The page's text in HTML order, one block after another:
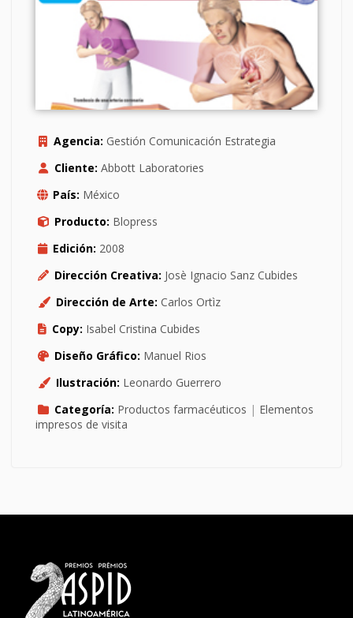
Agencia: Gestión Comunicación Estrategia
Cliente: Abbott Laboratories
País: México
Producto: Blopress
Edición: 2008
Dirección Creativa: Josè Ignacio Sanz Cubides
Dirección de Arte: Carlos Ortìz
Copy: Isabel Cristina Cubides
Diseño Gráfico: Manuel Rios
Ilustración: Leonardo Guerrero
Categoría: Productos farmacéuticos | Elementos
impresos de visita